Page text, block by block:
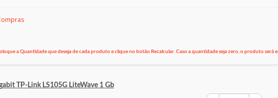
a Quantidade que deseja de cada produto e clique no botão Recalcular. Caso a quantidade seja zero, o produto será
TP-Link LS105G LiteWave 1 Gb